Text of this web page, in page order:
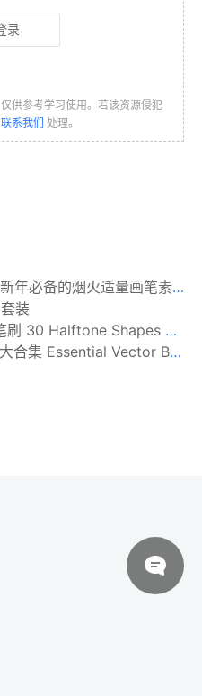
录
供参考学习使用。若该资源侵犯
联系我们 处理。
的烟火适量画笔素材包下载[Ai]
装
Shapes Photoshop Stamp Brushes
Vector Brushes Collection